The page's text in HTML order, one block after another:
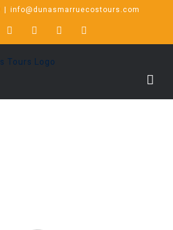
| info@dunasmarruecostours.com